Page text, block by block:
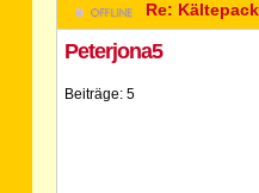
Re:
Peterjona5
Beiträge: 5